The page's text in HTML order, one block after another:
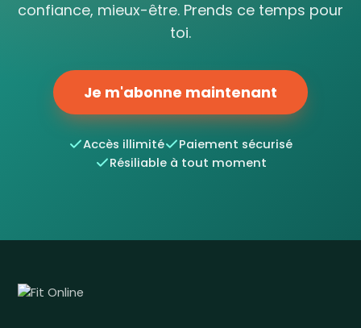
confiance, mieux-être. Prends ce temps pour
toi.
Je m'abonne maintenant
Accès illimité
Paiement sécurisé
Résiliable à tout moment